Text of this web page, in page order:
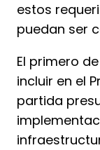
estos
puedan ser
El primero
incluir en el
partida